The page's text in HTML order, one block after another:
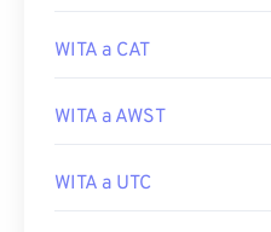
WITA a CAT
WITA a AWST
WITA a UTC